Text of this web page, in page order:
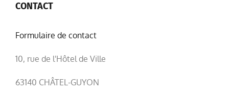
CONTACT
Formulaire de contact
10, rue de l'Hôtel de Ville
63140 CHÂTEL-GUYON